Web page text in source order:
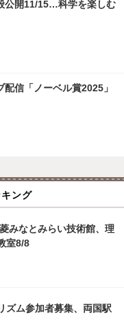
公開11/15…科学を楽しむ
信「ノーベル賞2025」
ング
みなとみらい技術館、理
室8/8
ズム参加者募集、両国駅